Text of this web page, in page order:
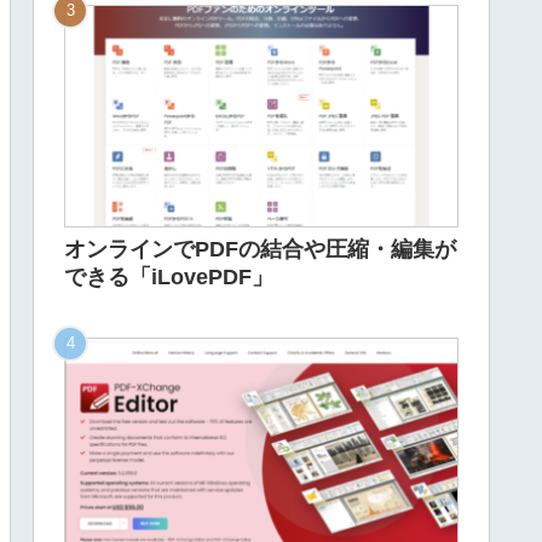
オンラインでPDFの結合や圧縮・編集が
できる「iLovePDF」